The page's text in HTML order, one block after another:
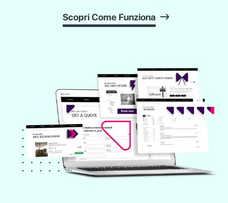
Scopri Come Funziona